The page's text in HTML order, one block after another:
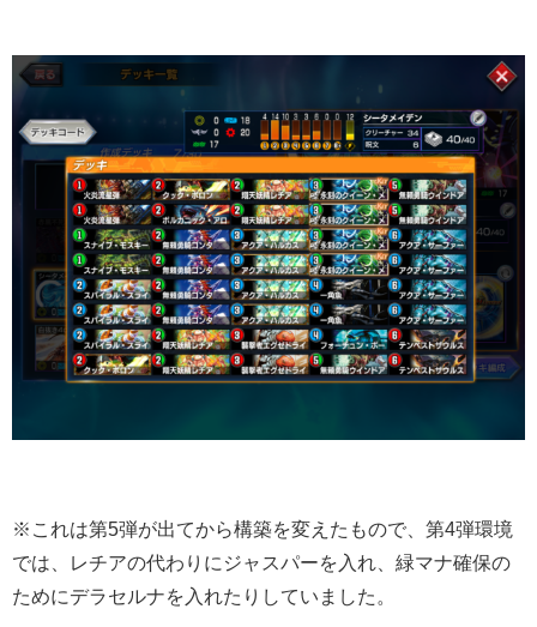
※これは第5弾が出てから構築を変えたもので、第4弾環境
では、レチアの代わりにジャスパーを入れ、緑マナ確保の
ためにデラセルナを入れたりしていました。